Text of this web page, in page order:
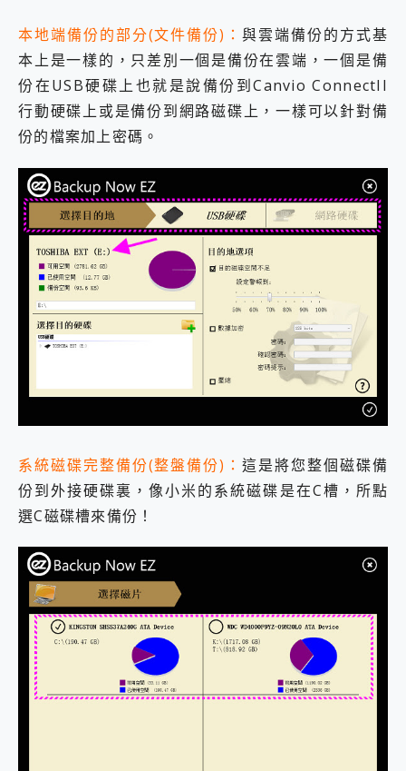
本地端備份的部分(文件備份)：與雲端備份的方式基
本上是一樣的，只差別一個是備份在雲端，一個是備
份在USB硬碟上也就是說備份到Canvio ConnectII
行動硬碟上或是備份到網路磁碟上，一樣可以針對備
份的檔案加上密碼。
系統磁碟完整備份(整盤備份)：這是將您整個磁碟備
份到外接硬碟裏，像小米的系統磁碟是在C槽，所點
選C磁碟槽來備份！